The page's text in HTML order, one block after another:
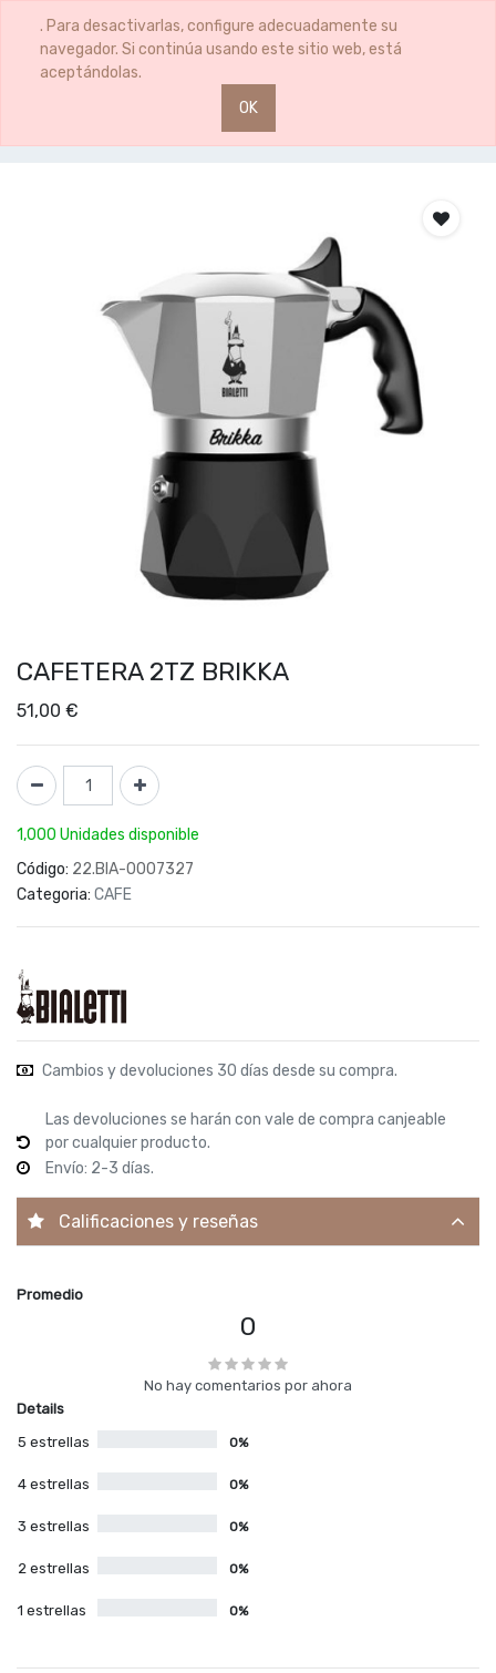
. Para desactivarlas, configure adecuadamente su
navegador. Si continúa usando este sitio web, está
aceptándolas.
OK
0 0
CAFETERA 2TZ BRIKKA
CAFETERA 2TZ BRIKKA
51,00 €
1,000 Unidades disponible
Código: 22.BIA-0007327
Categoria: CAFE
Cambios y devoluciones 30 días desde su compra.
Las devoluciones se harán con vale de compra canjeable
por cualquier producto.
Envío: 2-3 días.
Calificaciones y reseñas
Promedio
0
No hay comentarios por ahora
Details
5 estrellas
0%
4 estrellas 0%
3 estrellas 0%
2 estrellas 0%
1 estrellas 0%